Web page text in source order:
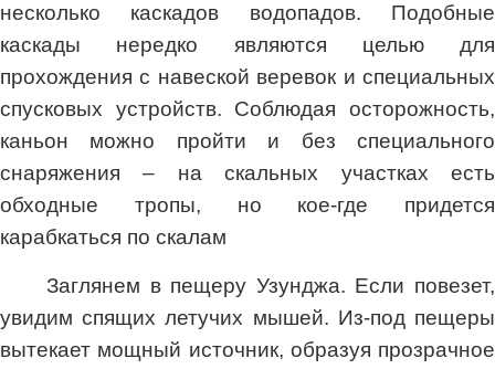
несколько каскадов водопадов. Подобные
каскады нередко являются целью для
прохождения с навеской веревок и специальных
спусковых устройств. Соблюдая осторожность,
каньон можно пройти и без специального
снаряжения – на скальных участках есть
обходные тропы, но кое-где придется
карабкаться по скалам
Заглянем в пещеру Узунджа. Если повезет,
увидим спящих летучих мышей. Из-под пещеры
вытекает мощный источник, образуя прозрачное